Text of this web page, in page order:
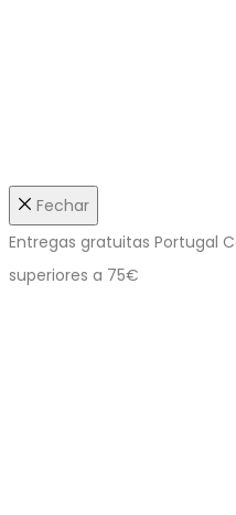
Fechar
Entregas gratuitas Portugal
superiores a 75€